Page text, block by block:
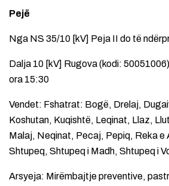
Pejë
Nga NS 35/10 [kV] Peja II do të
Dalja 10 [kV] Rugova (kodi:
ora 15:30
Vendet: Fshatrat: Bogë, Drelaj,
Koshutan, Kuqishtë, Leqinat, Llaz,
Malaj, Neqinat, Pecaj, Pepiq, Reka e
Shtupeq, Shtupeq i Madh, Shtupeq i
Arsyeja: Mirëmbajtje preventive,